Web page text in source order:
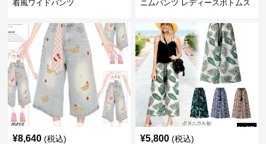
着風ワイドパンツ
ニムパンツ レディースボトムス
¥8,640 (税込) ¥5,800 (税込)